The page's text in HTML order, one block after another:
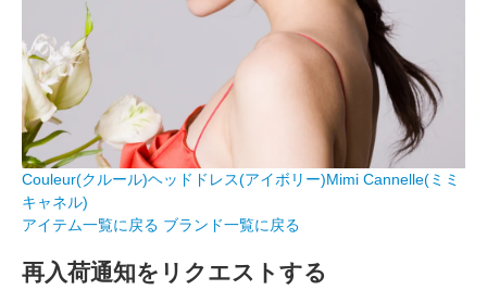
Couleur(クルール)ヘッドドレス(アイボリー)Mimi Cannelle(ミミ
キャネル)
アイテム一覧に戻る ブランド一覧に戻る
再入荷通知をリクエストする